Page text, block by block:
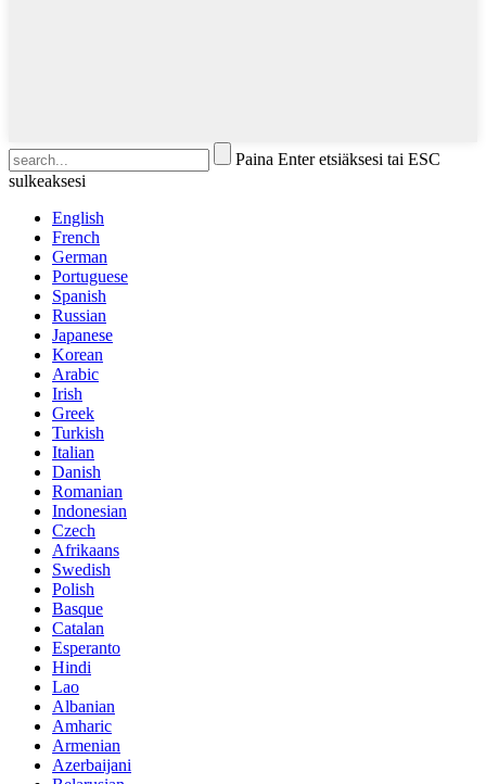
Paina Enter etsiäksesi tai ESC
sulkeaksesi
English
French
German
Portuguese
Spanish
Russian
Japanese
Korean
Arabic
Irish
Greek
Turkish
Italian
Danish
Romanian
Indonesian
Czech
Afrikaans
Swedish
Polish
Basque
Catalan
Esperanto
Hindi
Lao
Albanian
Amharic
Armenian
Azerbaijani